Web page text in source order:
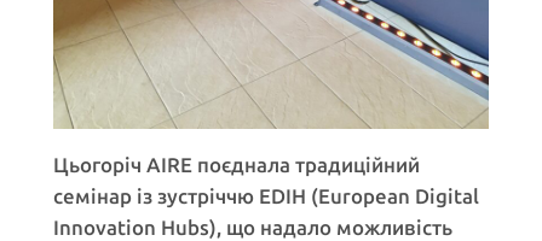
Цьогоріч AIRE поєднала традиційний
семінар із зустріччю EDIH (European Digital
Innovation Hubs), що надало можливість